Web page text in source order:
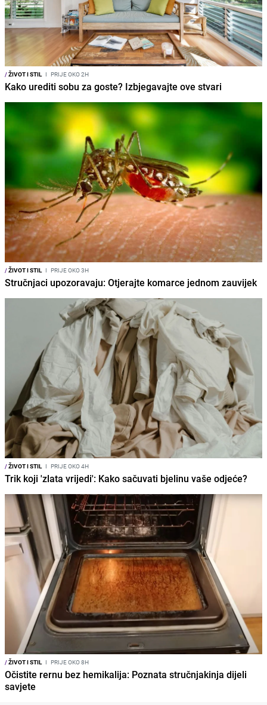
/ŽIVOT I STIL I PRIJE OKO 2H
Kako urediti sobu za goste? Izbjegavajte ove stvari
/ŽIVOT I STIL I PRIJE OKO 3H
Stručnjaci upozoravaju: Otjerajte komarce jednom zauvijek
/ŽIVOT I STIL I PRIJE OKO 4H
Trik koji 'zlata vrijedi': Kako sačuvati bjelinu vaše odjeće?
/ŽIVOT I STIL I PRIJE OKO 8H
Očistite rernu bez hemikalija: Poznata stručnjakinja dijeli
savjete